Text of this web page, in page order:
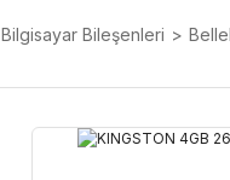
Bilgisayar Bileşenleri